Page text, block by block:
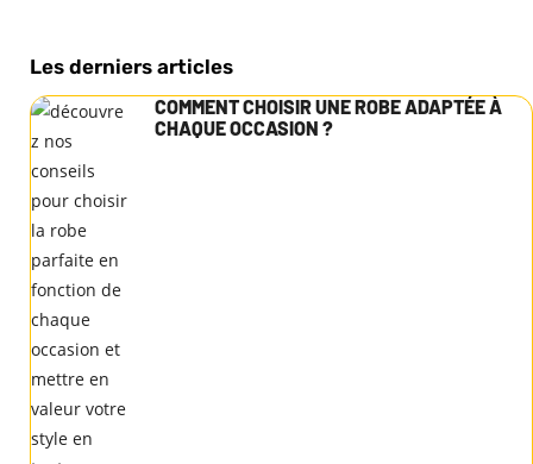
Les derniers articles
COMMENT CHOISIR UNE ROBE ADAPTÉE À
CHAQUE OCCASION ?